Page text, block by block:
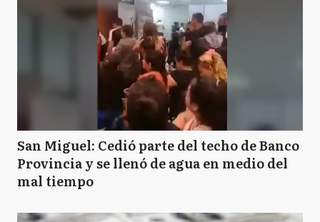
San Miguel: Cedió parte del techo de Banco
Provincia y se llenó de agua en medio del
mal tiempo